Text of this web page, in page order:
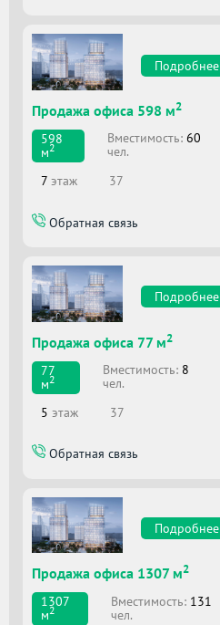
Подробнее
Продажа офиса 598 м2
598
м2
Вместимоcть:60
чел.
7 этаж 37
Обратная связь
Подробнее
Продажа офиса 77 м2
77
м2
Вместимоcть: 8
чел.
5 этаж 37
Обратная связь
Подробнее
Продажа офиса 1307 м2
1307
м2
Вместимоcть: 131
чел.